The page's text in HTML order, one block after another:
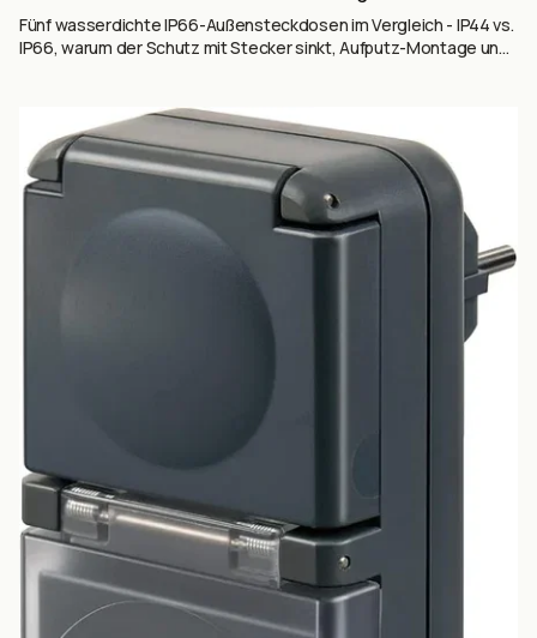
Fünf wasserdichte IP66-Außensteckdosen im Vergleich - IP44 vs.
IP66, warum der Schutz mit Stecker sinkt, Aufputz-Montage und